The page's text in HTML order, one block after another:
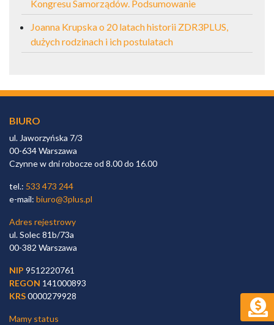
Kongresu Samorządów. Podsumowanie
Joanna Krupska o 20 latach historii ZDR3PLUS,
dużych rodzinach i ich postulatach
BIURO
ul. Jaworzyńska 7/3
00-634 Warszawa
Czynne w dni robocze od 8.00 do 16.00
tel.: 533 473 244
e-mail: biuro@3plus.pl
Adres rejestrowy
ul. Solec 81b/73a
00-382 Warszawa
NIP 9512220761
REGON 141000893
KRS0000279928
Mamy status